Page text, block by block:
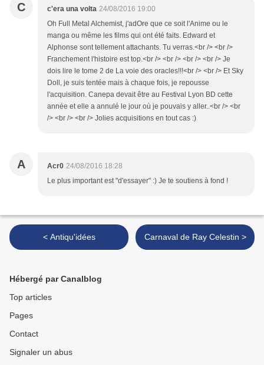
C c'era una volta 24/08/2016 19:00
Oh Full Metal Alchemist, j'adOre que ce soit l'Anime ou le
manga ou même les films qui ont été faits. Edward et
Alphonse sont tellement attachants. Tu verras.<br /> <br />
Franchement l'histoire est top.<br /> <br /> <br /> <br /> Je
dois lire le tome 2 de La voie des oracles!!!<br /> <br /> Et Sky
Doll, je suis tentée mais à chaque fois, je repousse
l'acquisition. Canepa devait être au Festival Lyon BD cette
année et elle a annulé le jour où je pouvais y aller..<br /> <br
/> <br /> <br /> Jolies acquisitions en tout cas :)
A Acr0 24/08/2016 18:28
Le plus important est "d'essayer" :) Je te soutiens à fond !
< Antiqu'idées Carnaval de Ray Celestin >
Hébergé par Canalblog
Top articles
Pages
Contact
Signaler un abus